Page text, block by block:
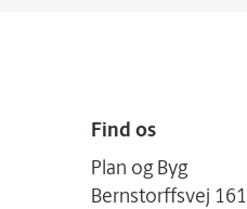
Find os
Plan og Byg
Bernstorffsvej 161